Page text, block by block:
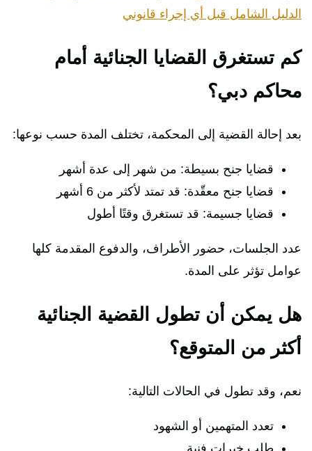
الدليل الشامل قبل أي إجراء قانوني
كم تستغرق القضايا الجنائية أمام
محاكم دبي؟
بعد إحالة القضية إلى المحكمة، تختلف المدة حسب نوعها:
قضايا جنح بسيطة: من شهر إلى عدة أشهر
قضايا جنح معقّدة: قد تمتد لأكثر من 6 أشهر
قضايا جسيمة: قد تستغرق وقتًا أطول
عدد الجلسات، حضور الأطراف، والدفوع المقدمة كلها
عوامل تؤثر على المدة.
هل يمكن أن تطول القضية الجنائية
أكثر من المتوقع؟
نعم، وقد تطول في الحالات التالية:
تعدد المتهمين أو الشهود
طلب خبرات فنية